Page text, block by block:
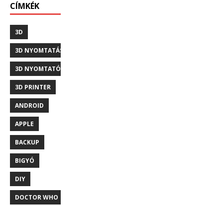
CÍMKÉK
3D
3D NYOMTATÁS
3D NYOMTATÓ
3D PRINTER
ANDROID
APPLE
BACKUP
BIGYÓ
DIY
DOCTOR WHO